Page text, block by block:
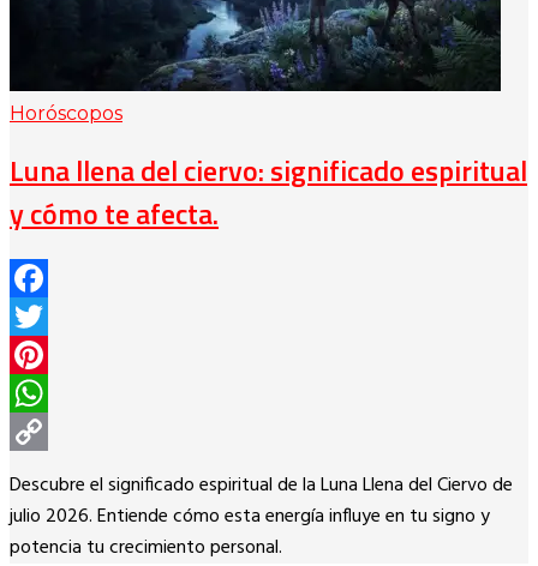
Horóscopos
Luna llena del ciervo: significado espiritual
y cómo te afecta.
Facebook
Twitter
Pinterest
WhatsApp
Copy
Link
Descubre el significado espiritual de la Luna Llena del Ciervo de
julio 2026. Entiende cómo esta energía influye en tu signo y
potencia tu crecimiento personal.